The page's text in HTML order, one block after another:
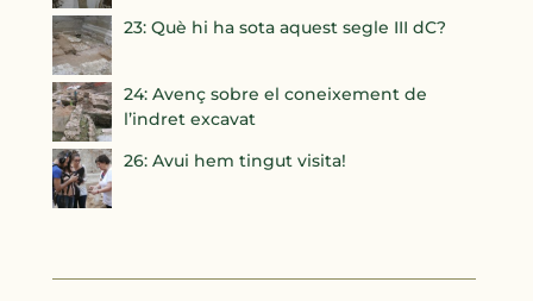
23: Què hi ha sota aquest segle III dC?
24: Avenç sobre el coneixement de
l’indret excavat
26: Avui hem tingut visita!